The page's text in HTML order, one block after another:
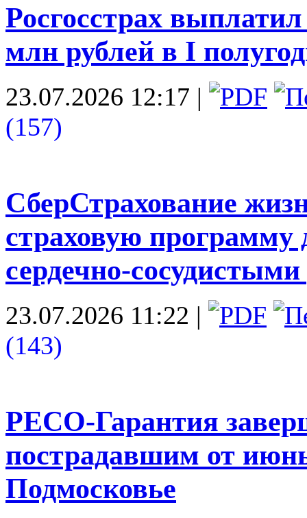
Росгосстрах
млн рублей в I
23.07.2026 12:17 |
(157)
СберСтрахование
страховую программу
23.07.2026 11:22 |
(143)
РЕСО-Гарантия
пострадавшим от
Подмосковье